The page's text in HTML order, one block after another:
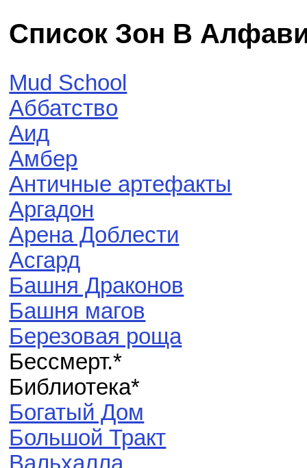
Список Зон В
Mud School
Аббатство
Аид
Амбер
Античные артефакты
Аргадон
Арена Доблести
Асгард
Башня Драконов
Башня магов
Березовая роща
Бессмерт.*
Библиотека*
Богатый Дом
Большой Тракт
Вальхалла